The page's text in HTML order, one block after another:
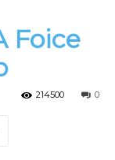
Foice
0
214500